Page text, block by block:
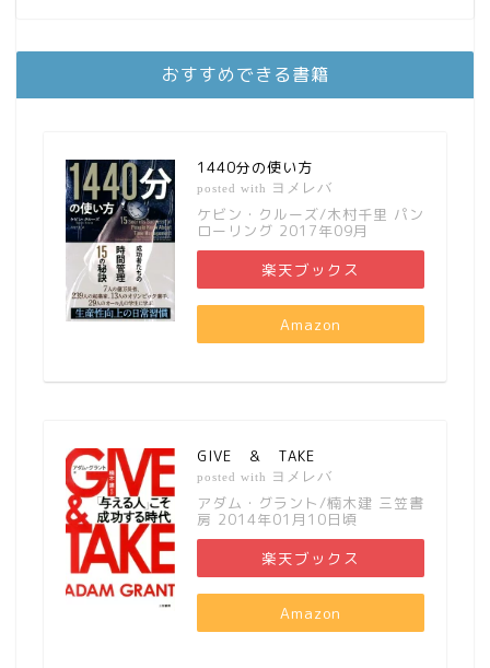
おすすめできる書籍
1440分の使い方
posted with ヨメレバ
ケビン・クルーズ/木村千里 パン
ローリング 2017年09月
楽天ブックス
Amazon
GIVE ＆ TAKE
posted with ヨメレバ
アダム・グラント/楠木建 三笠書
房 2014年01月10日頃
楽天ブックス
Amazon